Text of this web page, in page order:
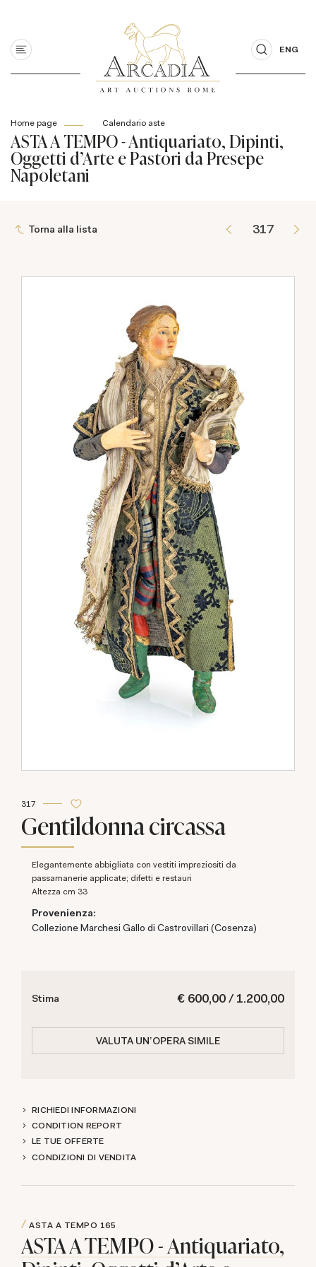
ENG
Home page Calendario aste
ASTA A TEMPO - Antiquariato, Dipinti,
Oggetti d'Arte e Pastori da Presepe
Napoletani
Torna alla lista
317
Gentildonna circassa
elegantemente abbigliata con vestiti impreziositi da
passamanerie applicate; difetti e restauri
altezza cm 33
Provenienza:
Collezione Marchesi Gallo di Castrovillari (Cosenza)
€ 600,00 / 1.200,00
Stima
VALUTA UN'OPERA SIMILE
RICHIEDI INFORMAZIONI
CONDITION REPORT
LE TUE OFFERTE
CONDIZIONI DI VENDITA
ASTA A TEMPO 165
ASTA A TEMPO - Antiquariato,